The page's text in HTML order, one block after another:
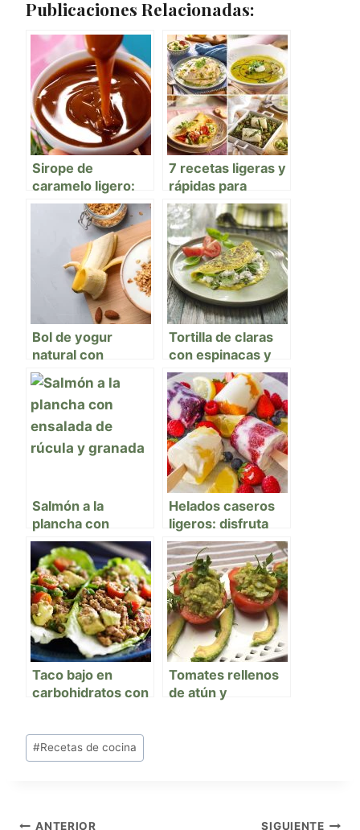
Publicaciones Relacionadas:
Sirope de
caramelo ligero:
qué es, cómo se
7 recetas ligeras y
rápidas para
cuidarte sin pasar
hambre 🍽️🌿
Bol de yogur
natural con
semillas, avena y
proteína vegetal
Tortilla de claras
con espinacas y
queso fresco
Salmón a la
plancha con
ensalada de rúcula
y granada 🥗💖
Helados caseros
ligeros: disfruta
sin culpa este
verano
Taco bajo en
carbohidratos con
salteadas 🌮🥩🥦
Tomates rellenos
de atún y
#Recetas de cocina
ANTERIOR SIGUIENTE